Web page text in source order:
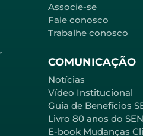
Associe-se
Fale conosco
Trabalhe conosco
COMUNICAÇÃO
Notícias
Vídeo Institucional
Guia de Benefícios
Livro 80 anos do
E-book Mudanças